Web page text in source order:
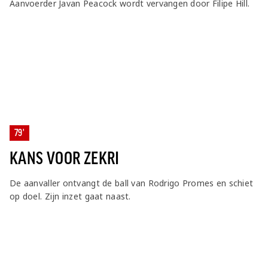
Aanvoerder Javan Peacock wordt vervangen door Filipe Hill.
79'
KANS VOOR ZEKRI
De aanvaller ontvangt de ball van Rodrigo Promes en schiet
op doel. Zijn inzet gaat naast.